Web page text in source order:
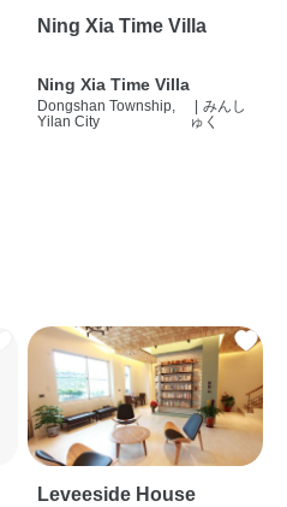
Ning Xia Time Villa
Ning Xia Time Villa
Dongshan Township,
Yilan City
みんし
ゅく
Leveeside House